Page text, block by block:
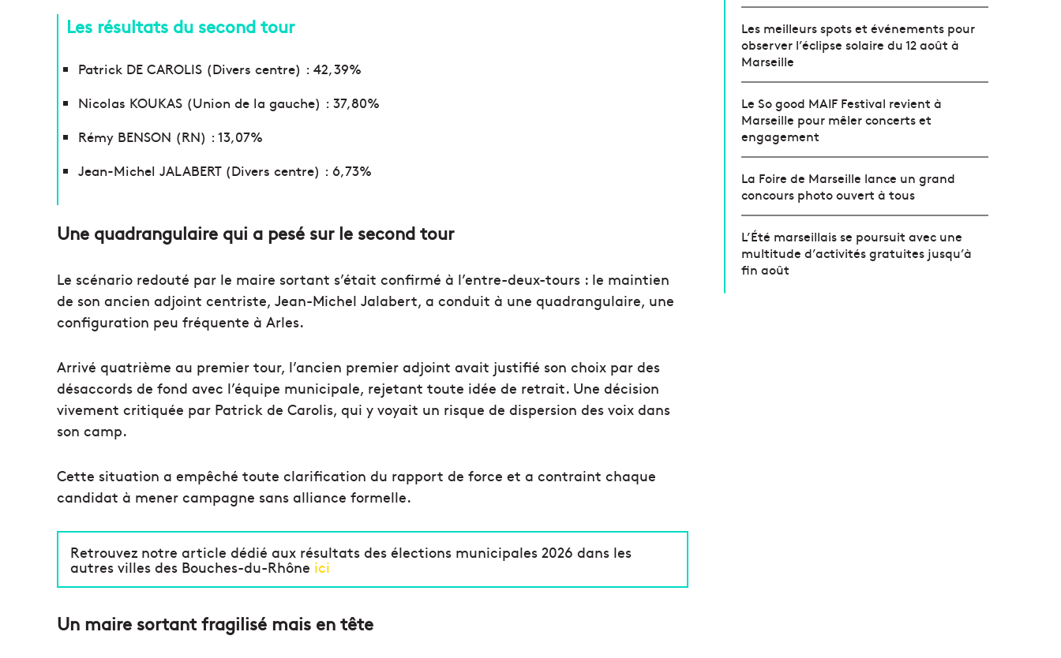
Les résultats du second tour
Patrick DE CAROLIS (Divers centre) : 42,39%
Nicolas KOUKAS (Union de la gauche) : 37,80%
Rémy BENSON (RN) : 13,07%
Jean-Michel JALABERT (Divers centre) : 6,73%
Une quadrangulaire qui a pesé sur le second tour
Le scénario redouté par le maire sortant s’était confirmé à l’entre-deux-tours : le maintien
de son ancien adjoint centriste, Jean-Michel Jalabert, a conduit à une quadrangulaire, une
configuration peu fréquente à Arles.
Arrivé quatrième au premier tour, l’ancien premier adjoint avait justifié son choix par des
désaccords de fond avec l’équipe municipale, rejetant toute idée de retrait. Une décision
vivement critiquée par Patrick de Carolis, qui y voyait un risque de dispersion des voix dans
son camp.
Cette situation a empêché toute clarification du rapport de force et a contraint chaque
candidat à mener campagne sans alliance formelle.
Retrouvez notre article dédié aux résultats des élections municipales 2026 dans les
autres villes des Bouches-du-Rhône ici
Un maire sortant fragilisé mais en tête
Les meilleurs spots et événements pour
observer l’éclipse solaire du 12 août à
Marseille
Le So good MAIF Festival revient à
Marseille pour mêler concerts et
engagement
La Foire de Marseille lance un grand
concours photo ouvert à tous
L’Été marseillais se poursuit avec une
multitude d’activités gratuites jusqu’à
fin août